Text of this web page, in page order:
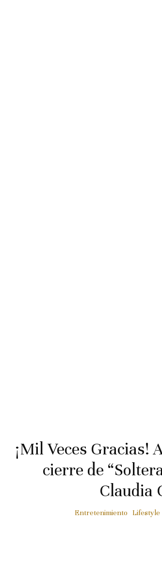
¡Mil Veces Gracias!
cierre de
Claudia
Entretenimiento Lifestyle